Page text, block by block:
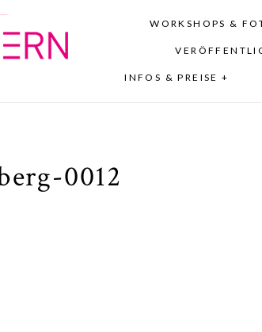
WORKSHOPS &
INFOS & PREISE +
0012